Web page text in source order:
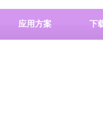
应用方案 下